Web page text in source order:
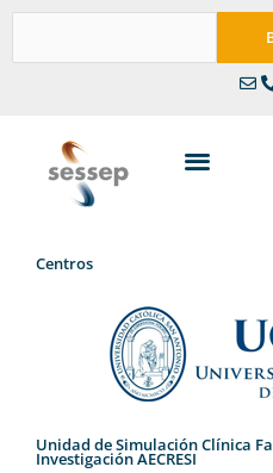
contenido
Centros
Unidad de Simulación Clínica
Investigación AECRESI